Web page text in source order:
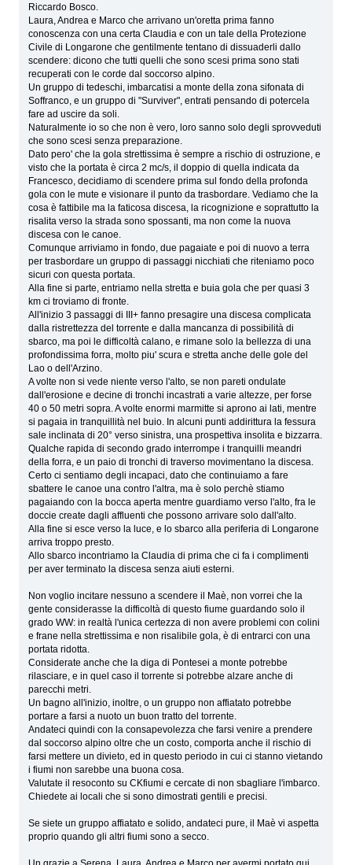
Riccardo Bosco.
Laura, Andrea e Marco che arrivano un'oretta prima fanno
conoscenza con una certa Claudia e con un tale della Protezione
Civile di Longarone che gentilmente tentano di dissuaderli dallo
scendere: dicono che tutti quelli che sono scesi prima sono stati
recuperati con le corde dal soccorso alpino.
Un gruppo di tedeschi, imbarcatisi a monte della zona sifonata di
Soffranco, e un gruppo di "Surviver", entrati pensando di potercela
fare ad uscire da soli.
Naturalmente io so che non è vero, loro sanno solo degli sprovveduti
che sono scesi senza preparazione.
Dato pero' che la gola strettissima è sempre a rischio di ostruzione, e
visto che la portata è circa 2 mc/s, il doppio di quella indicata da
Francesco, decidiamo di scendere prima sul fondo della profonda
gola con le mute e visionare il punto da trasbordare. Vediamo che la
cosa è fattibile ma la faticosa discesa, la ricognizione e soprattutto la
risalita verso la strada sono spossanti, ma non come la nuova
discesa con le canoe.
Comunque arriviamo in fondo, due pagaiate e poi di nuovo a terra
per trasbordare un gruppo di passaggi nicchiati che riteniamo poco
sicuri con questa portata.
Alla fine si parte, entriamo nella stretta e buia gola che per quasi 3
km ci troviamo di fronte.
All'inizio 3 passaggi di III+ fanno presagire una discesa complicata
dalla ristrettezza del torrente e dalla mancanza di possibilità di
sbarco, ma poi le difficoltà calano, e rimane solo la bellezza di una
profondissima forra, molto piu' scura e stretta anche delle gole del
Lao o dell'Arzino.
A volte non si vede niente verso l'alto, se non pareti ondulate
dall'erosione e decine di tronchi incastrati a varie altezze, per forse
40 o 50 metri sopra. A volte enormi marmitte si aprono ai lati, mentre
si pagaia in tranquillità nel buio. In alcuni punti addirittura la fessura
sale inclinata di 20° verso sinistra, una prospettiva insolita e bizzarra.
Qualche rapida di secondo grado interrompe i tranquilli meandri
della forra, e un paio di tronchi di traverso movimentano la discesa.
Certo ci sentiamo degli incapaci, dato che continuiamo a fare
sbattere le canoe una contro l'altra, ma è solo perchè stiamo
pagaiando con la bocca aperta mentre guardiamo verso l'alto, fra le
doccie create dagli affluenti che possono arrivare solo dall'alto.
Alla fine si esce verso la luce, e lo sbarco alla periferia di Longarone
arriva troppo presto.
Allo sbarco incontriamo la Claudia di prima che ci fa i complimenti
per aver terminato la discesa senza aiuti esterni.
Non voglio incitare nessuno a scendere il Maè, non vorrei che la
gente considerasse la difficoltà di questo fiume guardando solo il
grado WW: in realtà l'unica certezza di non avere problemi con colini
e frane nella strettissima e non risalibile gola, è di entrarci con una
portata ridotta.
Considerate anche che la diga di Pontesei a monte potrebbe
rilasciare, e in quel caso il torrente si potrebbe alzare anche di
parecchi metri.
Un bagno all'inizio, inoltre, o un gruppo non affiatato potrebbe
portare a farsi a nuoto un buon tratto del torrente.
Andateci quindi con la consapevolezza che farsi venire a prendere
dal soccorso alpino oltre che un costo, comporta anche il rischio di
farsi mettere un divieto, ed in questo periodo in cui ci stanno vietando
i fiumi non sarebbe una buona cosa.
Valutate il resoconto su CKfiumi e cercate di non sbagliare l'imbarco.
Chiedete ai locali che si sono dimostrati gentili e precisi.
Se siete un gruppo affiatato e solido, andateci pure, il Maè vi aspetta
proprio quando gli altri fiumi sono a secco.